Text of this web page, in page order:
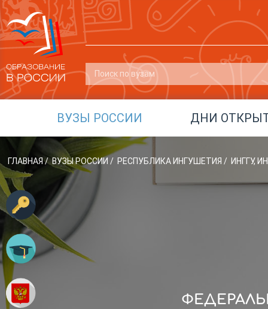
ВУЗЫ РОССИИ ДНИ
ГЛАВНАЯ/ ВУЗЫ РОССИИ / РЕСПУБЛИКА ИНГУШЕТИЯ / ИНГГУ,